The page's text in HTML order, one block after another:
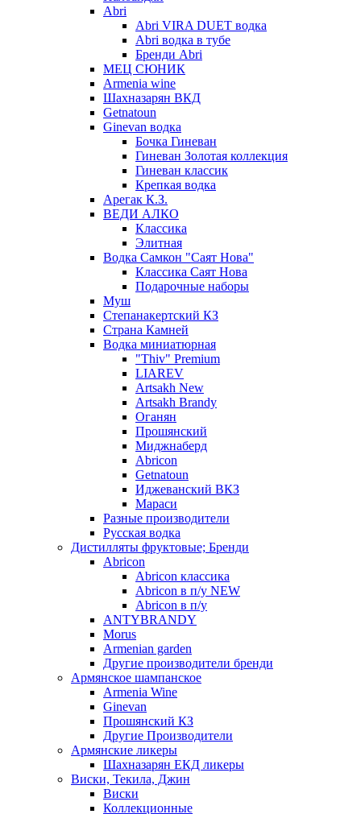
Abri
Abri VIRA DUET водка
Abri водка в тубе
Бренди Abri
МЕЦ СЮНИК
Armenia wine
Шахназарян ВКД
Getnatoun
Ginevan водка
Бочка Гиневан
Гиневан Золотая коллекция
Гиневан классик
Крепкая водка
Арегак К.З.
ВЕДИ АЛКО
Классика
Элитная
Водка Самкон "Саят Нова"
Классика Саят Нова
Подарочные наборы
Муш
Степанакертский КЗ
Страна Камней
Водка миниатюрная
"Thiv" Premium
LIAREV
Artsakh New
Artsakh Brandy
Оганян
Прошянский
Миджнаберд
Abricon
Getnatoun
Иджеванский ВКЗ
Мараси
Разные производители
Русская водка
Дистилляты фруктовые; Бренди
Abricon
Abricon классика
Abricon в п/у NEW
Abricon в п/у
ANTYBRANDY
Morus
Armenian garden
Другие производители бренди
Армянское шампанское
Armenia Wine
Ginevan
Прошянский КЗ
Другие Производители
Армянские ликеры
Шахназарян ЕКД ликеры
Виски, Текила, Джин
Виски
Коллекционные